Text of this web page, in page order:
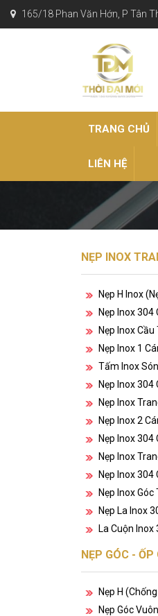
165/18 Phan Văn Hớn, P Tân
TRANG CHỦ
LIÊN HỆ
NẸP INOX
Nẹp H Inox
Nẹp Inox 304
Nẹp Inox
Nẹp Inox 1
Tấm Inox
Nẹp Inox 304
Nẹp Inox
Nẹp Inox 2
Nẹp Inox 304
Nẹp Inox
Nẹp Inox 304
Nẹp Inox Góc
Nẹp La Inox
La Cuộn Inox
NẸP GÓC - ỐP
Nẹp H
Nẹp Góc